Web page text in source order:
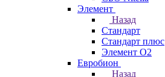
Элемент
Назад
Стандарт
Стандарт плюс
Элемент О2
Евробион
Назад